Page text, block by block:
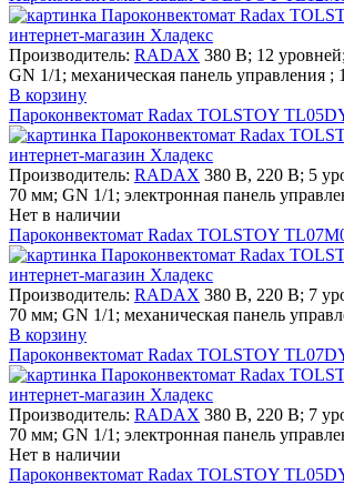
Производитель: RADAX 380 В; 12
GN 1/1; механическая панель управления ;
В корзину
Пароконвектомат Radax TOLSTOY
Производитель: RADAX 380 В, 220 В; 5
70 мм; GN 1/1; электронная панель
Нет в наличии
Пароконвектомат Radax TOLSTOY
Производитель: RADAX 380 В, 220 В; 7
70 мм; GN 1/1; механическая панель
В корзину
Пароконвектомат Radax TOLSTOY
Производитель: RADAX 380 В, 220 В; 7
70 мм; GN 1/1; электронная панель
Нет в наличии
Пароконвектомат Radax TOLSTOY